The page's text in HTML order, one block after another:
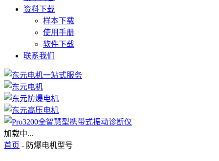
资料下载
样本下载
使用手册
软件下载
联系我们
加载中...
首页 - 防爆电机型号